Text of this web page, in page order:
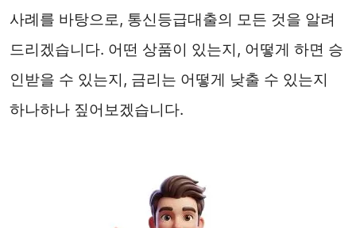
사례를 바탕으로, 통신등급대출의 모든 것을 알려
드리겠습니다. 어떤 상품이 있는지, 어떻게 하면 승
인받을 수 있는지, 금리는 어떻게 낮출 수 있는지
하나하나 짚어보겠습니다.